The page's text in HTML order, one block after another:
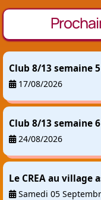
Club 8/13 semaine 5
17/08/2026
Club 8/13 semaine 6
24/08/2026
Le CREA au village
Samedi 05